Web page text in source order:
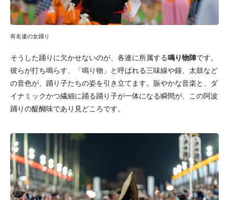
有名連の女踊り
そうした踊りに欠かせないのが、各連に所属する鳴り物陣です。
彼らが打ち鳴らす、「鳴り物」と呼ばれる三味線や鐘、太鼓など
の音色が、踊り子たちの姿を引き立てます。賑やかな音楽と、ダ
イナミックかつ繊細に踊る踊り子が一体になる瞬間が、この阿波
踊りの醍醐味であり見どころです。